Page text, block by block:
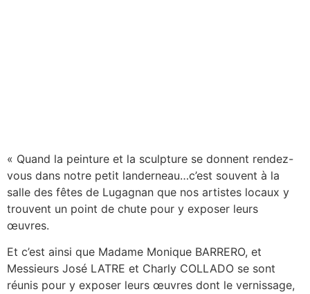
« Quand la peinture et la sculpture se donnent rendez-
vous dans notre petit landerneau…c’est souvent à la
salle des fêtes de Lugagnan que nos artistes locaux y
trouvent un point de chute pour y exposer leurs
œuvres.
Et c’est ainsi que Madame Monique BARRERO, et
Messieurs José LATRE et Charly COLLADO se sont
réunis pour y exposer leurs œuvres dont le vernissage,